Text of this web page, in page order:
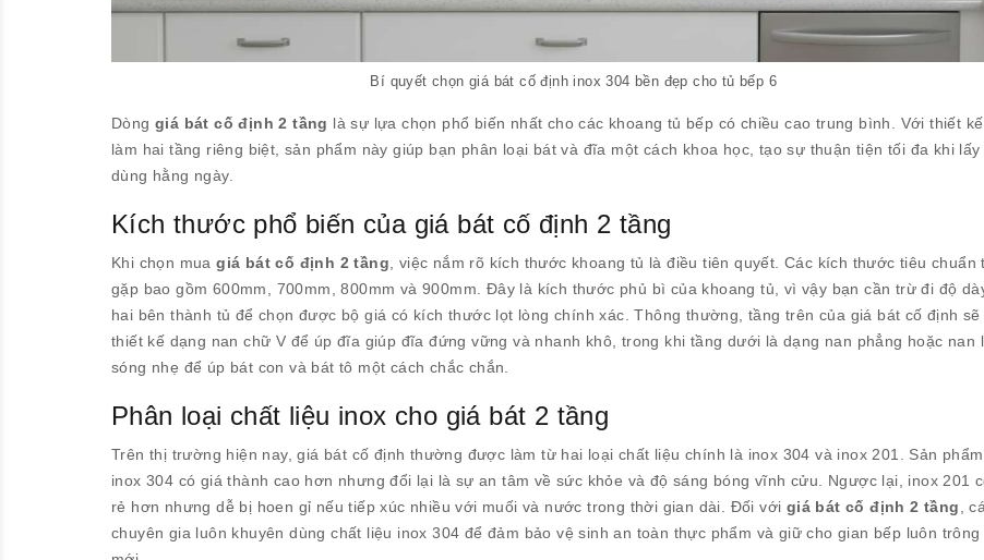
Bí quyết chọn giá bát cố định inox 304 bền đẹp cho tủ bếp 6
Dòng giá bát cố định 2 tầng là sự lựa chọn phổ biến nhất cho các khoang tủ bếp có chiều cao trung bình. Với thiết
làm hai tầng riêng biệt, sản phẩm này giúp bạn phân loại bát và đĩa một cách khoa học, tạo sự thuận tiện tối đa khi lấy
dùng hằng ngày.
Kích thước phổ biến của giá bát cố định 2 tầng
Khi chọn muagiá bát cố định 2 tầng , việc nắm rõ kích thước khoang tủ là điều tiên quyết. Các kích thước tiêu chuẩn
gặp bao gồm 600mm, 700mm, 800mm và 900mm. Đây là kích thước phủ bì của khoang tủ, vì vậy bạn cần trừ đi độ
hai bên thành tủ để chọn được bộ giá có kích thước lọt lòng chính xác. Thông thường, tầng trên của giá bát cố định
thiết kế dạng nan chữ V để úp đĩa giúp đĩa đứng vững và nhanh khô, trong khi tầng dưới là dạng nan phẳng hoặc nan
sóng nhẹ để úp bát con và bát tô một cách chắc chắn.
Phân loại chất liệu inox cho giá bát 2 tầng
Trên thị trường hiện nay, giá bát cố định thường được làm từ hai loại chất liệu chính là inox 304 và inox 201. Sản
inox 304 có giá thành cao hơn nhưng đổi lại là sự an tâm về sức khỏe và độ sáng bóng vĩnh cửu. Ngược lại, inox 201
rẻ hơn nhưng dễ bị hoen gỉ nếu tiếp xúc nhiều với muối và nước trong thời gian dài. Đối với giá bát cố định 2 tầng
,
chuyên gia luôn khuyên dùng chất liệu inox 304 để đảm bảo vệ sinh an toàn thực phẩm và giữ cho gian bếp luôn